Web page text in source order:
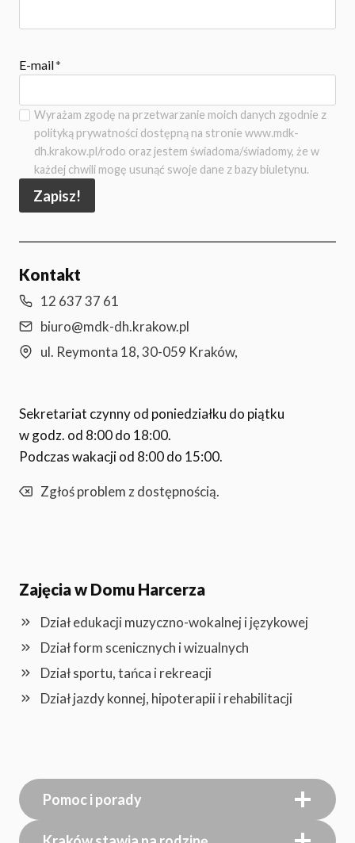
E-mail*
Wyrażam zgodę na przetwarzanie moich danych zgodnie z
polityką prywatności dostępną na stronie www.mdk-
dh.krakow.pl/rodo oraz jestem świadoma/świadomy, że w
każdej chwili mogę usunąć swoje dane z bazy biuletynu.
Zapisz!
Kontakt
12 637 37 61
biuro@mdk-dh.krakow.pl
ul. Reymonta 18, 30-059 Kraków,
Sekretariat czynny od poniedziałku do piątku
w godz. od 8:00 do 18:00.
Podczas wakacji od 8:00 do 15:00.
Zgłoś problem z dostępnością.
Zajęcia w Domu Harcerza
Dział edukacji muzyczno-wokalnej i językowej
Dział form scenicznych i wizualnych
Dział sportu, tańca i rekreacji
Dział jazdy konnej, hipoterapii i rehabilitacji
Pomoc i porady